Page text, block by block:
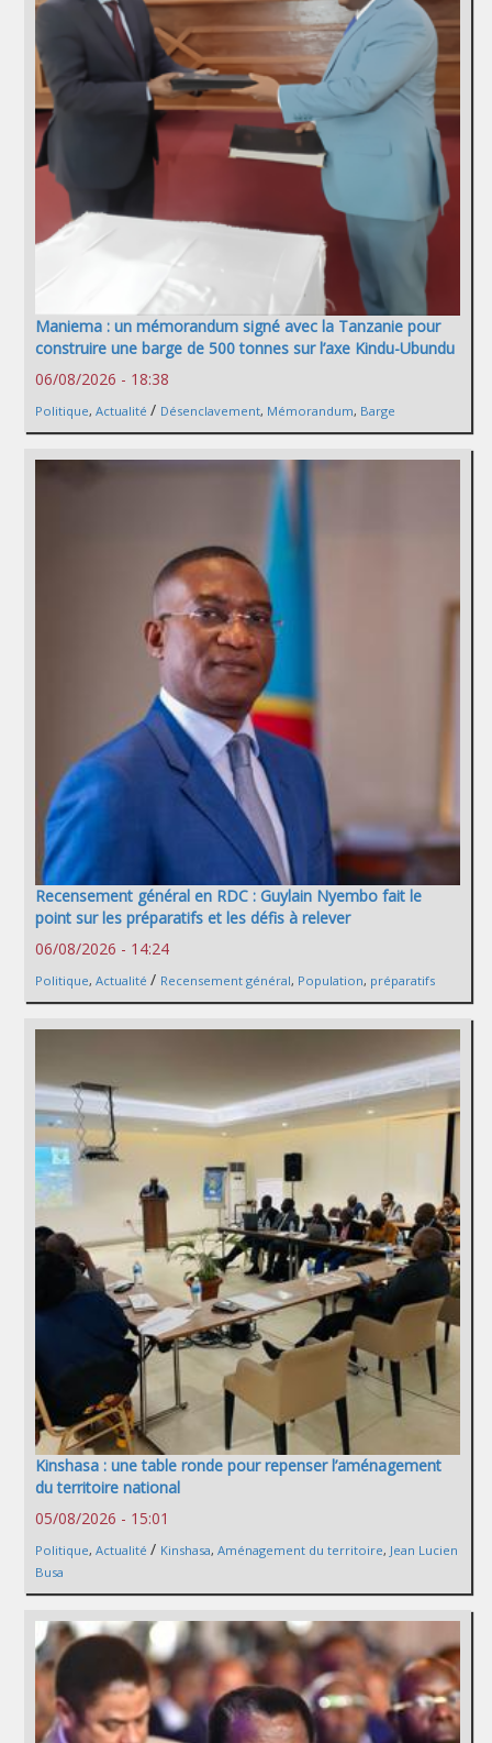
Maniema : un mémorandum signé avec la Tanzanie pour
construire une barge de 500 tonnes sur l’axe Kindu-Ubundu
06/08/2026 - 18:38
Politique, Actualité / Désenclavement, Mémorandum, Barge
Recensement général en RDC : Guylain Nyembo fait le
point sur les préparatifs et les défis à relever
06/08/2026 - 14:24
Politique, Actualité / Recensement général, Population, préparatifs
Kinshasa : une table ronde pour repenser l’aménagement
du territoire national
05/08/2026 - 15:01
Politique, Actualité / Kinshasa, Aménagement du territoire, Jean Lucien
Busa